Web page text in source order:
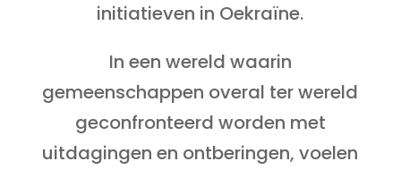
initiatieven in Oekraïne.
In een wereld waarin
gemeenschappen overal ter wereld
geconfronteerd worden met
uitdagingen en ontberingen, voelen